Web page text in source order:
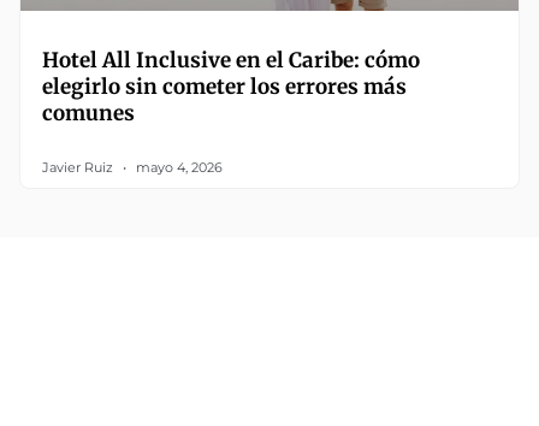
Hotel All Inclusive en el Caribe: cómo
elegirlo sin cometer los errores más
comunes
Javier Ruiz mayo 4, 2026